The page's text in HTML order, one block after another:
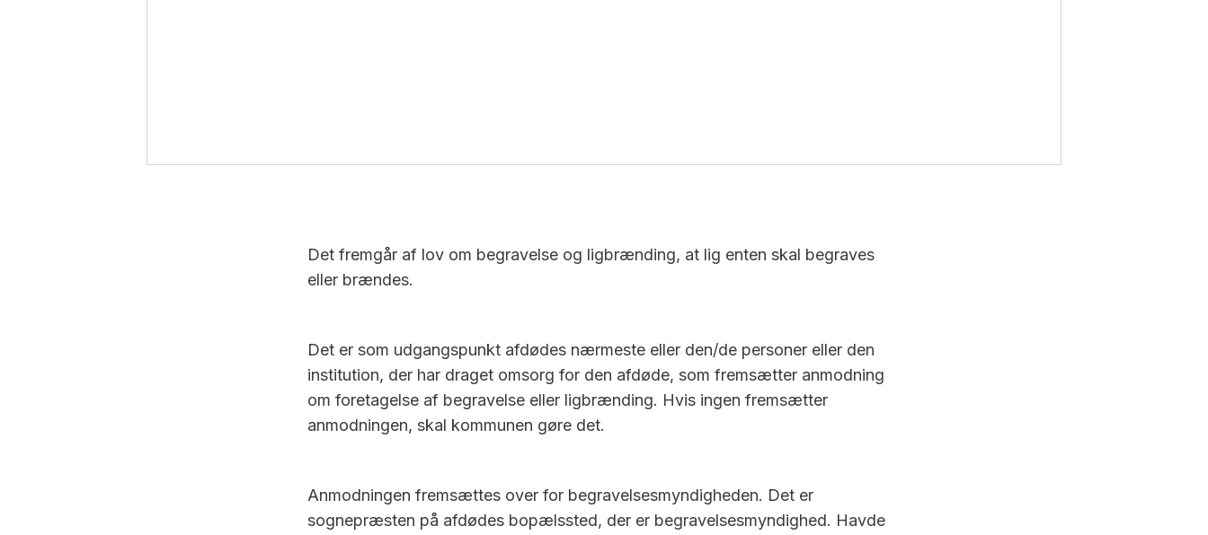
Det fremgår af lov om begravelse og ligbrænding, at lig enten skal begraves
eller brændes.
Det er som udgangspunkt afdødes nærmeste eller den/de personer eller den
institution, der har draget omsorg for den afdøde, som fremsætter anmodning
om foretagelse af begravelse eller ligbrænding. Hvis ingen fremsætter
anmodningen, skal kommunen gøre det.
Anmodningen fremsættes over for begravelsesmyndigheden. Det er
sognepræsten på afdødes bopælssted, der er begravelsesmyndighed. Havde